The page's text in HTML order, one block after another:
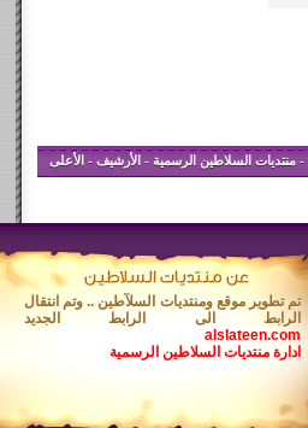
-منتديات السلاطين الرسمية - الأرشيف - الأعلى
تم تطوير موقع ومنتديات السلآطين .. وتم انتقال
الرابط الى الرابط الجديد
alslateen.com
ادارة منتديات السلاطين الرسمية